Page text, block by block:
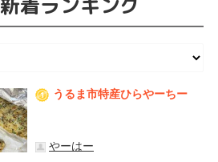
1 うるま市特産ひらやーちー
やーはー